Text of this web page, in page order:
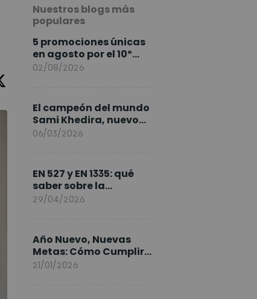
Nuestros blogs más
populares
5 promociones únicas
en agosto por el 10º
Aniversario de
02/08/2026
El campeón del mundo
Sami Khedira, nuevo
embajador de
06/03/2026
EN 527 y EN 1335: qué
saber sobre la
normativa de los
29/04/2026
Año Nuevo, Nuevas
Metas: Cómo Cumplir
tus Objetivos Fitness
21/01/2026